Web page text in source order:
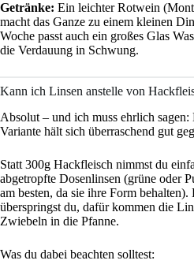
Getränke: Ein leichter Rotwein
macht das Ganze zu einem kleinen
Woche passt auch ein großes Glas
die Verdauung in Schwung.
Kann ich Linsen anstelle von
Absolut – und ich muss ehrlich sagen:
Variante hält sich überraschend gut
Statt 300g Hackfleisch nimmst du
abgetropfte Dosenlinsen (grüne oder
am besten, da sie ihre Form
überspringst du, dafür kommen die
Zwiebeln in die Pfanne.
Was du dabei beachten solltest: